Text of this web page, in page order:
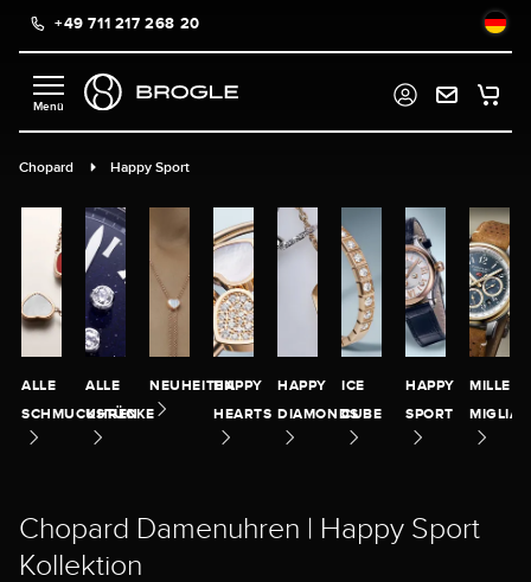
springen
+49 711 217 268 20
Chopard Happy Sport
ALLE
SCHMUCKSTÜCKE
ALLE
UHREN
NEUHEITENHAPPY
HEARTS
HAPPY
DIAMONDS
ICE
CUBE
HAPPY
SPORT
MILLE
MIGLIA
Chopard Damenuhren | Happy Sport
Kollektion